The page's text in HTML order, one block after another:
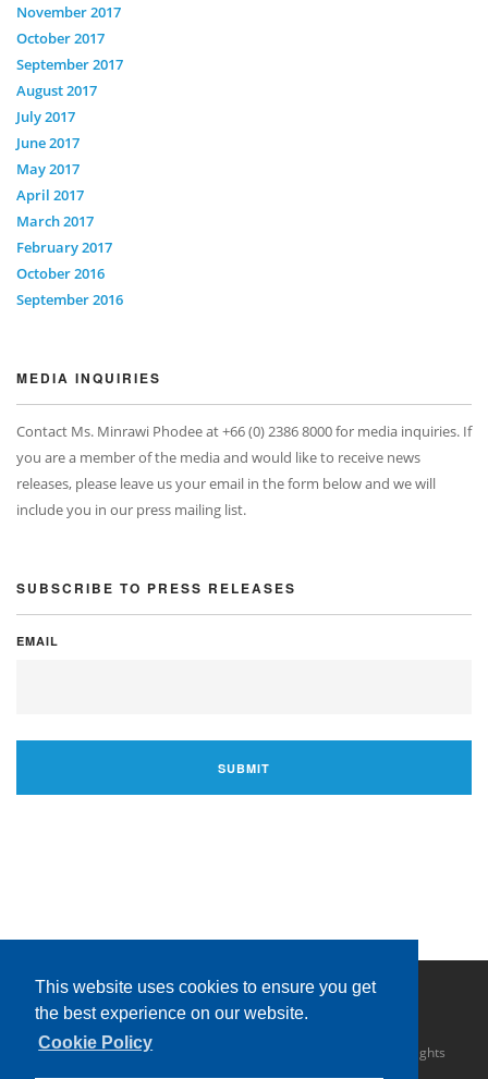
This website uses cookies to ensure you get
the best experience on our website.
Cookie Policy
November 2017
October 2017
September 2017
August 2017
July 2017
June 2017
May 2017
April 2017
March 2017
February 2017
October 2016
September 2016
MEDIA INQUIRIES
Contact Ms. Minrawi Phodee at +66 (0) 2386 8000 for media inquiries. If
you are a member of the media and would like to receive news
releases, please leave us your email in the form below and we will
include you in our press mailing list.
SUBSCRIBE TO PRESS RELEASES
EMAIL
Copyright © 2016 Sahathai Terminal Public Company Limited. All rights